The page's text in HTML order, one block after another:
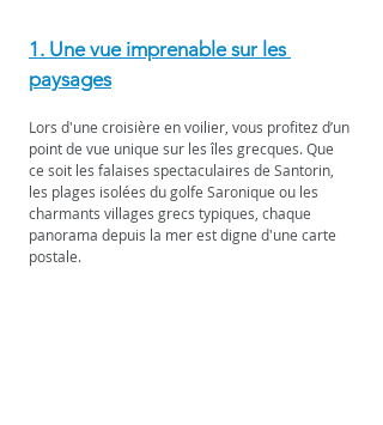
1. Une vue imprenable sur les
paysages
Lors d'une croisière en voilier, vous profitez d’un
point de vue unique sur les îles grecques. Que
ce soit les falaises spectaculaires de Santorin,
les plages isolées du golfe Saronique ou les
charmants villages grecs typiques, chaque
panorama depuis la mer est digne d'une carte
postale.